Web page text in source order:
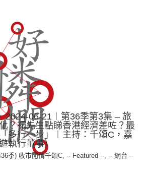
2024-06-21︱第36季第3集 – 旅
？禤先生點睇香港經濟差咗？最
多行一步」︱主持：千頌C，嘉
執行董事）
季) 收市閒情千頌C, -- Featured --, -- 網台 --